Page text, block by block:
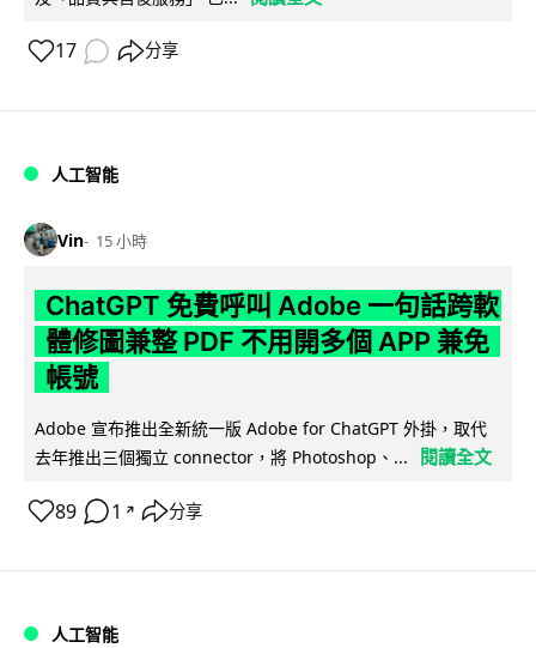
17 分享
人工智能
Vin 15 小時
ChatGPT 免費呼叫 Adobe 一句話跨軟
體修圖兼整 PDF 不用開多個 APP 兼免
帳號
Adobe 宣布推出全新統一版 Adobe for ChatGPT 外掛，取代
去年推出三個獨立 connector，將 Photoshop、...
閱讀全文
89 1 ↗ 分享
人工智能